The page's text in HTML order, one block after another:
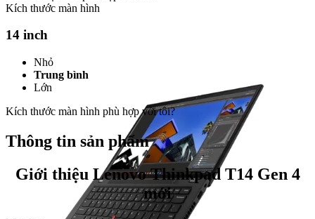
Kích thước màn hình
14 inch
Nhỏ
Trung bình
Lớn
Kích thước màn hình phù hợp với tôi?
Thông tin sản phẩm
Giới thiệu Lenovo Thinkpad T14 Gen 4
mới